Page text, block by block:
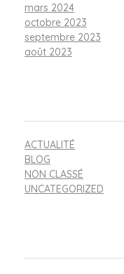
mars 2024
octobre 2023
septembre 2023
août 2023
ACTUALITÉ
BLOG
NON CLASSÉ
UNCATEGORIZED